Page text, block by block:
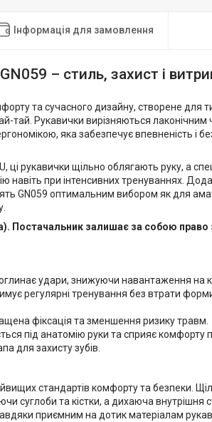
Інформація для замовлення
– стиль, захист і
та сучасного дизайну, створене для
тай. Рукавички вирізняються
яка забезпечує впевненість і
ці рукавички щільно облягають руку, а
навіть при інтенсивних тренуваннях.
GN059 оптимальним вибором як для
Постачальник залишає за собою право
удари, знижуючи навантаження на
регулярні тренування без втрати
фіксація та зменшення ризику травм.
під анатомію руки та сприяє комфорту
для захисту зубів.
стандартів комфорту та безпеки.
суглоби та кістки, а дихаюча внутрішня
приємним на дотик матеріалам